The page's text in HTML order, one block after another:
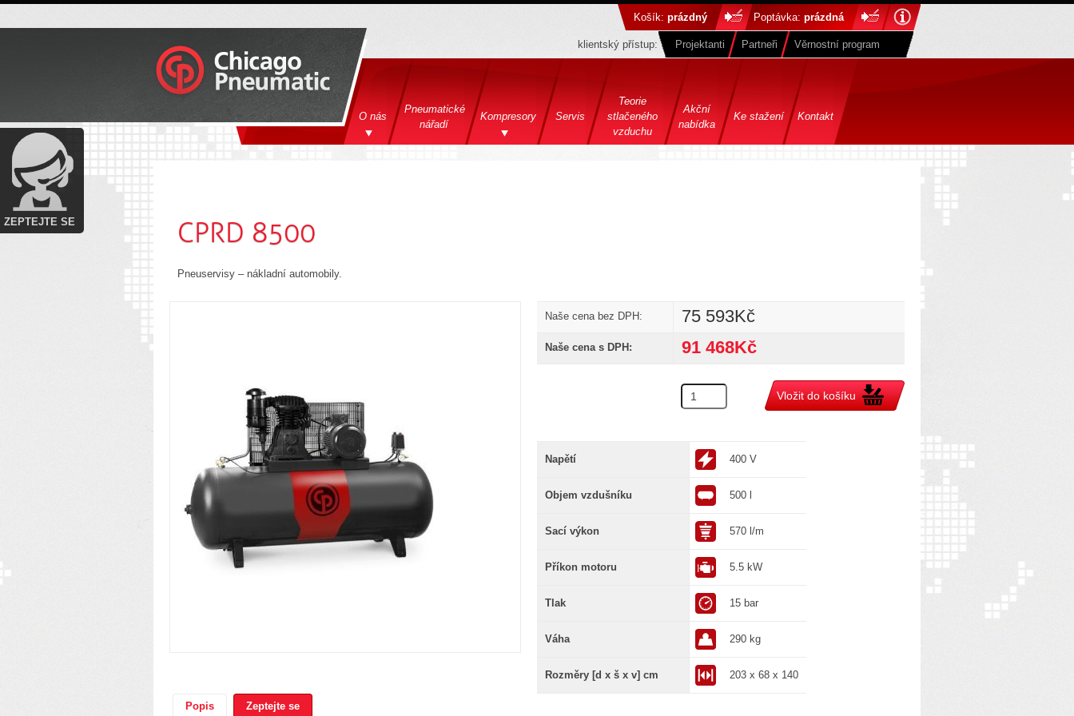
Košík: prázdný Poptávka: prázdná
klientský přístup: Projektanti Partneři Věrnostní program
O nás
Pneumatické
nářadí
Kompresory Servis
Teorie
stlačeného
vzduchu
Akční
nabídka
Ke stažení Kontakt
CPRD 8500
Pneuservisy – nákladní automobily.
Naše cena bez DPH: 75 593Kč
Naše cena s DPH: 91 468Kč
Napětí 400 V
Objem vzdušníku 500 l
Sací výkon 570 l/m
Příkon motoru 5.5 kW
Tlak 15 bar
Váha 290 kg
Rozměry [d x š x v] cm 203 x 68 x 140
Popis Zeptejte se
ZEPTEJTE SE